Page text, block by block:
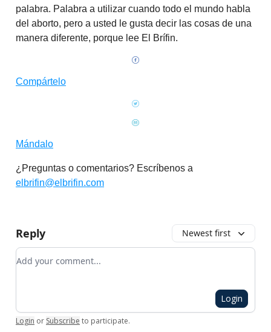
palabra. Palabra a utilizar cuando todo el mundo habla
del aborto, pero a usted le gusta decir las cosas de una
manera diferente, porque lee El Brífin.
Compártelo
Mándalo
¿Preguntas o comentarios? Escríbenos a
elbrifin@elbrifin.com
Reply Newest first
Add your comment
Login
Login or Subscribe to participate.